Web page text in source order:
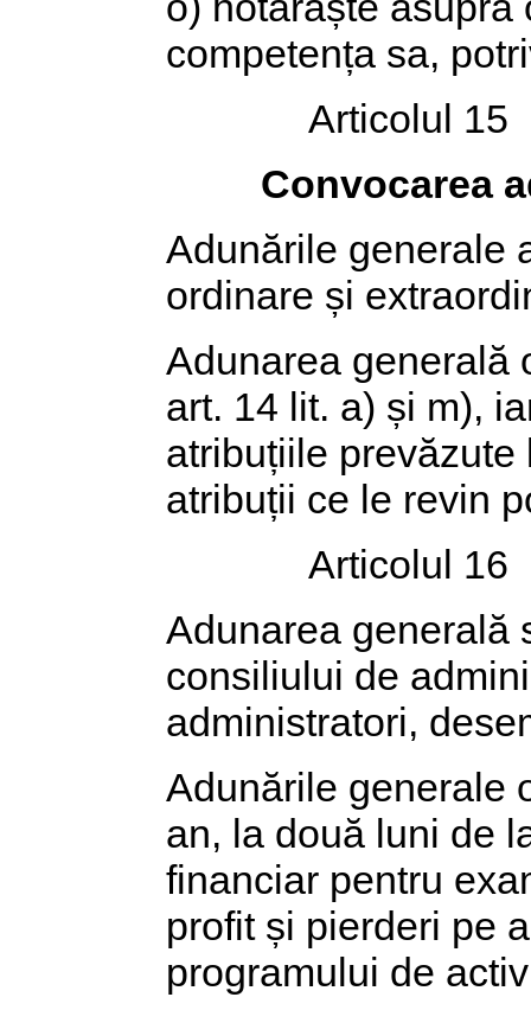
competența sa,
Articolul 15
Convocarea
Adunările generale
ordinare și
Adunarea generală
art. 14 lit. a) și m),
atribuțiile
atribuții ce le revin
Articolul 16
Adunarea generală
consiliului de
administratori,
Adunările generale
an, la două luni de
financiar pentru
profit și pierderi pe
programului de